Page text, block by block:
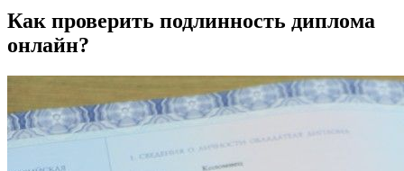
Как проверить подлинность диплома
онлайн?